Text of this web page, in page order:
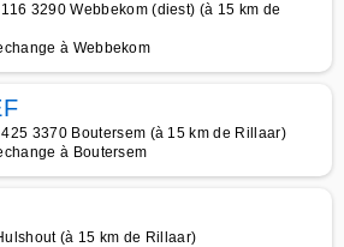
3290 Webbekom (diest) (à 15 km de
à Webbekom
425 3370 Boutersem (à 15 km de Rillaar)
à Boutersem
(à 15 km de Rillaar)